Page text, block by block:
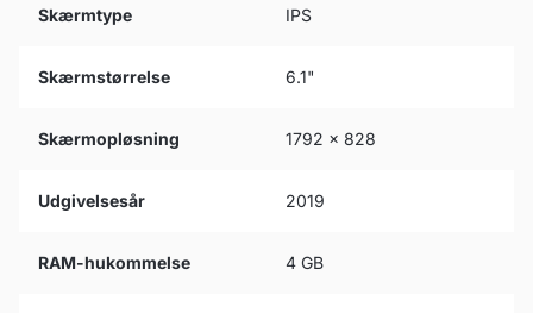
Skærmtype IPS
Skærmstørrelse 6.1"
Skærmopløsning 1792 x 828
Udgivelsesår 2019
RAM-hukommelse 4 GB